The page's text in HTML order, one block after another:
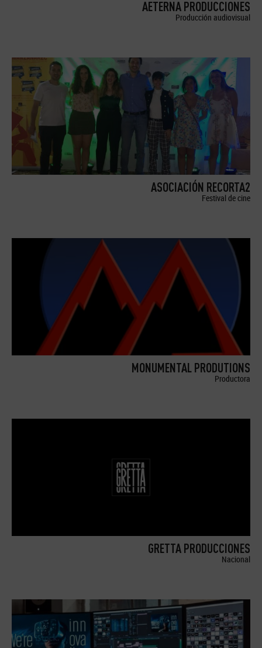
AETERNA PRODUCCIONES
Producción audiovisual
ASOCIACIÓN RECORTA2
Festival de cine
MONUMENTAL PRODUTIONS
Productora
GRETTA PRODUCCIONES
Nacional